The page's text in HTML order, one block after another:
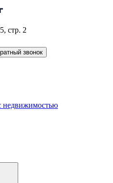
стр. 2
звонок
недвижимостью